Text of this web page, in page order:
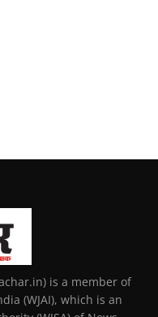
is a member of
(WJAI), which is an